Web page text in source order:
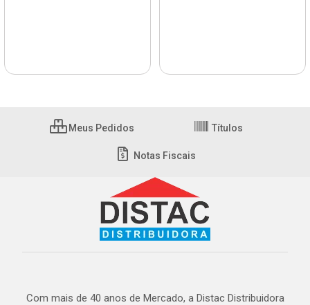
Meus Pedidos Títulos
Notas Fiscais
Com mais de 40 anos de Mercado, a Distac Distribuidora